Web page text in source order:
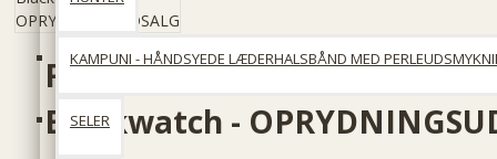
KAMPUNI - HÅNDSYEDE LÆDERHALSBÅND MED
SELER
Foggy Mountain Snuggler
Blackwatch -